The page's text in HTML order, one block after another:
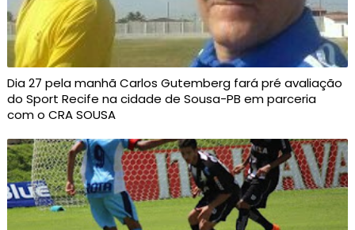
Dia 27 pela manhã Carlos Gutemberg fará pré avaliação
do Sport Recife na cidade de Sousa-PB em parceria
com o CRA SOUSA